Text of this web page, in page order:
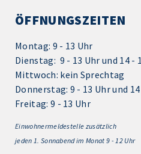
ÖFFNUNGSZEITEN
Montag: 9 - 13 Uhr
Dienstag: 9 - 13 Uhr und 14 -
Mittwoch: kein Sprechtag
Donnerstag: 9 - 13 Uhr und
Freitag: 9 - 13 Uhr
Einwohnermeldestelle zusätzlich
jeden 1. Sonnabend im Monat 9 - 12 Uhr